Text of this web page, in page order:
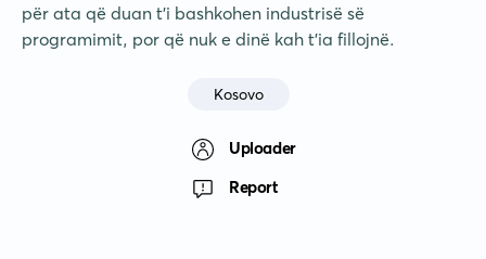
për ata që duan t’i bashkohen industrisë së
programimit, por që nuk e dinë kah t’ia fillojnë.
Kosovo
Uploader
Report